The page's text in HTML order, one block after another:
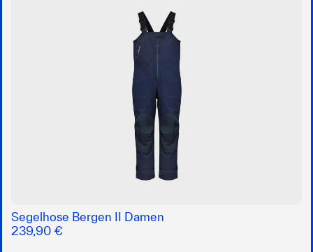
Segelhose Bergen II Damen
239,90 €